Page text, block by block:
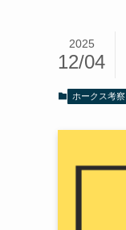
2025
12/04
ホークス考察